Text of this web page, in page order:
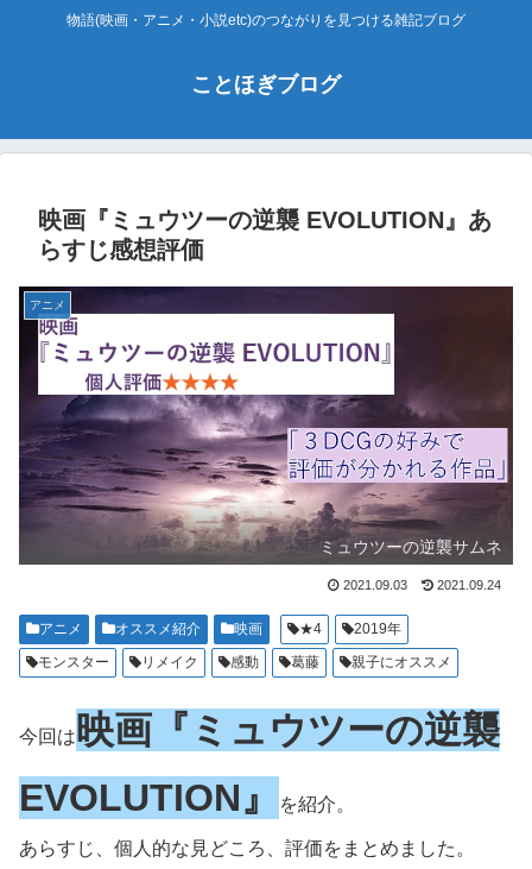
物語(映画・アニメ・小説etc)のつながりを見つける雑記ブログ
ことほぎブログ
映画『ミュウツーの逆襲 EVOLUTION』あ
らすじ感想評価
アニメ
ミュウツーの逆襲サムネ
2021.09.03 2021.09.24
アニメ オススメ紹介 映画 ★4
2019年
モンスター
リメイク 感動 葛藤 親子にオススメ
今回は 映画『ミュウツーの逆襲
EVOLUTION』
を紹介。
あらすじ、個人的な見どころ、評価をまとめました。